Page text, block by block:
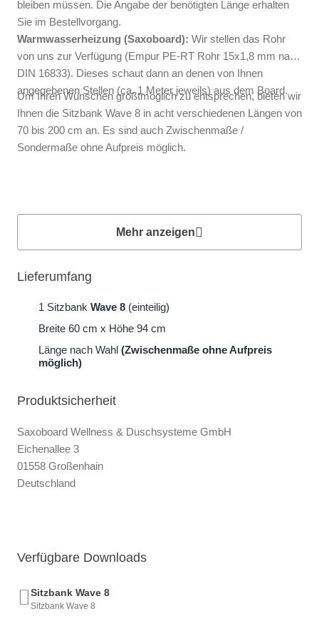
bleiben müssen. Die Angabe der benötigten Länge erhalten
Sie im Bestellvorgang.
Warmwasserheizung (Saxoboard): Wir stellen das Rohr
von uns zur Verfügung (Empur PE-RT Rohr 15x1,8 mm nach
DIN 16833). Dieses schaut dann an denen von Ihnen
angegebenen Stellen (ca. 1 Meter jeweils) aus dem Board.
Um Ihren Wünschen größtmöglich zu entsprechen, bieten wir
Ihnen die Sitzbank Wave 8 in acht verschiedenen Längen von
70 bis 200 cm an. Es sind auch Zwischenmaße /
Sondermaße ohne Aufpreis möglich.
Lieferumfang
1 Sitzbank Wave 8 (einteilig)
Breite 60 cm x Höhe 94 cm
Länge nach Wahl (Zwischenmaße ohne Aufpreis
möglich)
Produktsicherheit
Saxoboard Wellness & Duschsysteme GmbH
Eichenallee 3
01558 Großenhain
Deutschland
Mehr anzeigen
Verfügbare Downloads
Sitzbank Wave 8
Sitzbank Wave 8